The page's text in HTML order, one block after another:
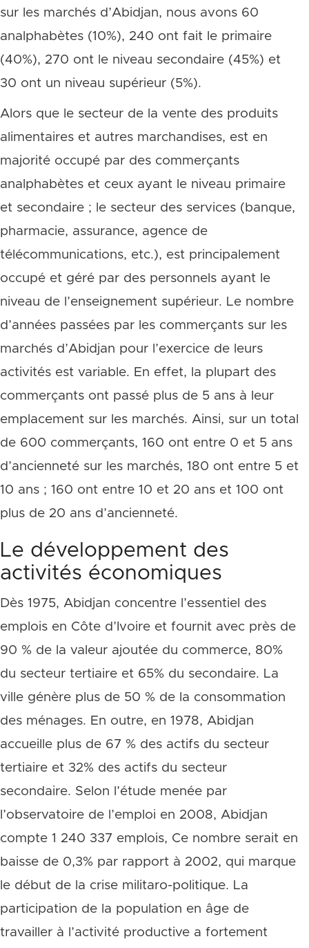
sur les marchés d’Abidjan, nous avons 60
analphabètes (10%), 240 ont fait le primaire
(40%), 270 ont le niveau secondaire (45%) et
30 ont un niveau supérieur (5%).
Alors que le secteur de la vente des produits
alimentaires et autres marchandises, est en
majorité occupé par des commerçants
analphabètes et ceux ayant le niveau primaire
et secondaire ; le secteur des services (banque,
pharmacie, assurance, agence de
télécommunications, etc.), est principalement
occupé et géré par des personnels ayant le
niveau de l’enseignement supérieur. Le nombre
d’années passées par les commerçants sur les
marchés d’Abidjan pour l’exercice de leurs
activités est variable. En effet, la plupart des
commerçants ont passé plus de 5 ans à leur
emplacement sur les marchés. Ainsi, sur un total
de 600 commerçants, 160 ont entre 0 et 5 ans
d’ancienneté sur les marchés, 180 ont entre 5 et
10 ans ; 160 ont entre 10 et 20 ans et 100 ont
plus de 20 ans d’ancienneté.
Le développement des
activités économiques
Dès 1975, Abidjan concentre l’essentiel des
emplois en Côte d’Ivoire et fournit avec près de
90 % de la valeur ajoutée du commerce, 80%
du secteur tertiaire et 65% du secondaire. La
ville génère plus de 50 % de la consommation
des ménages. En outre, en 1978, Abidjan
accueille plus de 67 % des actifs du secteur
tertiaire et 32% des actifs du secteur
secondaire. Selon l’étude menée par
l’observatoire de l’emploi en 2008, Abidjan
compte 1 240 337 emplois, Ce nombre serait en
baisse de 0,3% par rapport à 2002, qui marque
le début de la crise militaro-politique. La
participation de la population en âge de
travailler à l’activité productive a fortement